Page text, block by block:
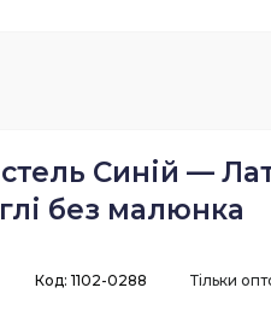
Синій —
без малюнка
Тільки
Код: 1102-0288